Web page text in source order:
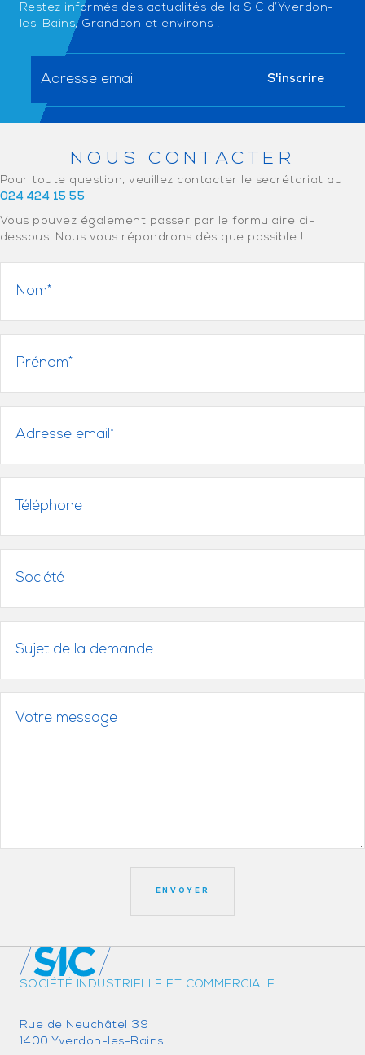
Restez informés des actualités de la SIC d’Yverdon-
les-Bains, Grandson et environs !
NOUS CONTACTER
Pour toute question, veuillez contacter le secrétariat au
024 424 15 55.
Vous pouvez également passer par le formulaire ci-
dessous. Nous vous répondrons dès que possible !
SOCIÉTÉ INDUSTRIELLE ET COMMERCIALE
Rue de Neuchâtel 39
1400 Yverdon-les-Bains